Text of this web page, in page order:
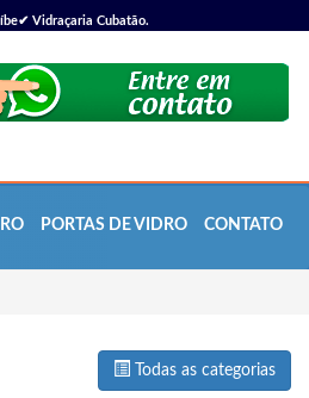
Vidraçaria Cubatão.
PORTAS DE VIDRO CONTATO
Todas as categorias